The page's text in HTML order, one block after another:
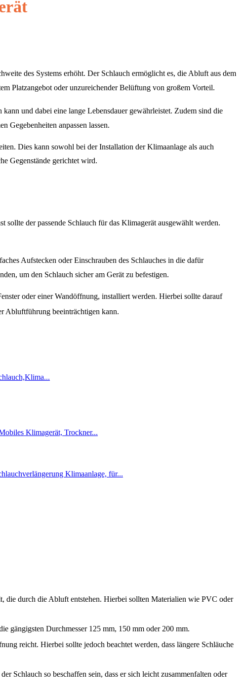
des Systems erhöht. Der Schlauch ermöglicht es, die Abluft aus dem
Platzangebot oder unzureichender Belüftung von großem Vorteil.
und dabei eine lange Lebensdauer gewährleistet. Zudem sind die
Gegebenheiten anpassen lassen.
Dies kann sowohl bei der Installation der Klimaanlage als auch
Gegenstände gerichtet wird.
der passende Schlauch für das Klimagerät ausgewählt werden.
Aufstecken oder Einschrauben des Schlauches in die dafür
um den Schlauch sicher am Gerät zu befestigen.
oder einer Wandöffnung, installiert werden. Hierbei sollte darauf
Abluftführung beeinträchtigen kann.
die durch die Abluft entstehen. Hierbei sollten Materialien wie PVC oder
gängigsten Durchmesser 125 mm, 150 mm oder 200 mm.
reicht. Hierbei sollte jedoch beachtet werden, dass längere Schläuche
Schlauch so beschaffen sein, dass er sich leicht zusammenfalten oder